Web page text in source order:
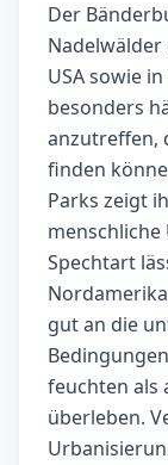
Der
USA sowie
besonders
anzutreffen,
finden
Parks zeigt
Spechtart
gut an die
feuchten als
überleben.